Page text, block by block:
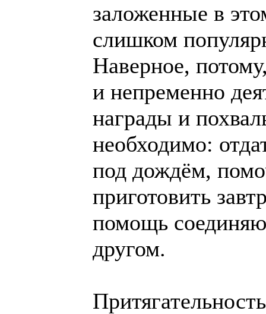
заложенные в
слишком
Наверное,
и непременно
награды и
необходимо:
под дождём,
приготовить
помощь
другом.